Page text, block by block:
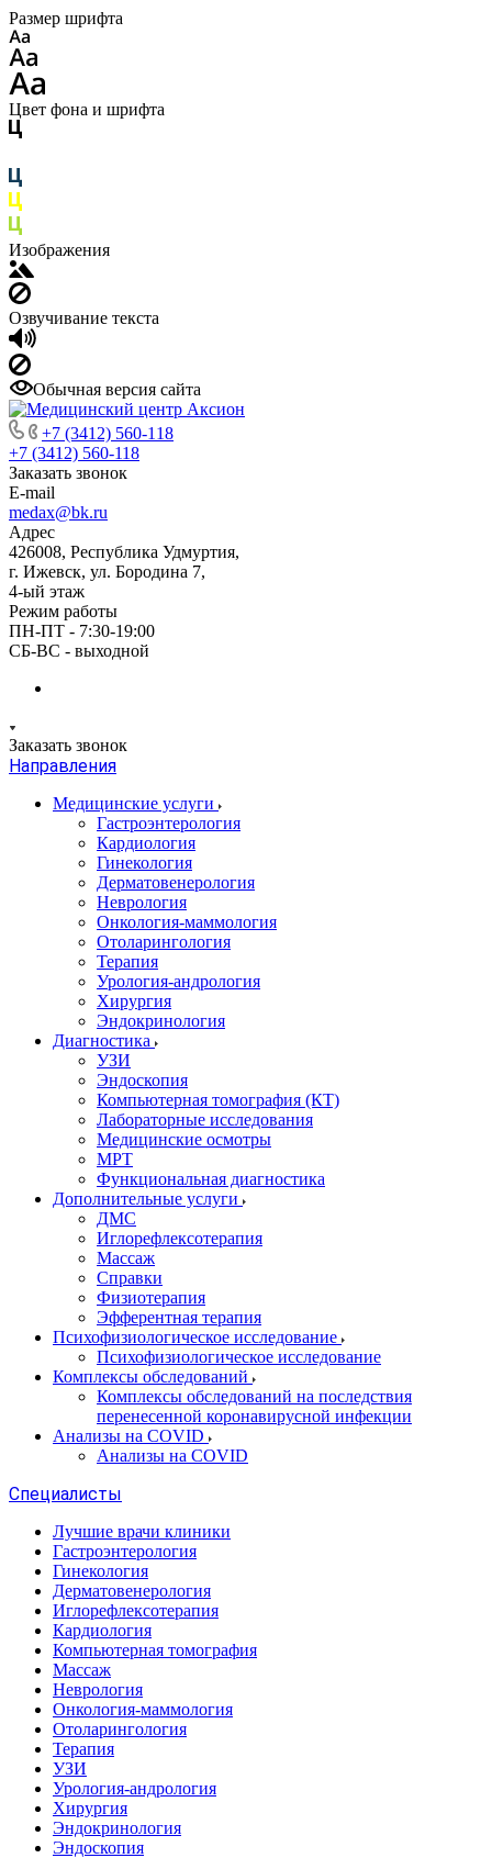
Размер шрифта
Цвет фона и шрифта
Изображения
Озвучивание текста
Обычная версия сайта
+7 (3412) 560-118
+7 (3412) 560-118
Заказать звонок
E-mail
medax@bk.ru
Адрес
426008, Республика Удмуртия,
г. Ижевск, ул. Бородина 7,
4-ый этаж
Режим работы
ПН-ПТ - 7:30-19:00
СБ-ВС - выходной
Заказать звонок
Направления
Медицинские услуги
Гастроэнтерология
Кардиология
Гинекология
Дерматовенерология
Неврология
Онкология-маммология
Отоларингология
Терапия
Урология-андрология
Хирургия
Эндокринология
Диагностика
УЗИ
Эндоскопия
Компьютерная томография (КТ)
Лабораторные исследования
Медицинские осмотры
МРТ
Функциональная диагностика
Дополнительные услуги
ДМС
Иглорефлексотерапия
Массаж
Справки
Физиотерапия
Эфферентная терапия
Психофизиологическое исследование
Психофизиологическое исследование
Комплексы обследований
Комплексы обследований на последствия
перенесенной коронавирусной инфекции
Анализы на COVID
Анализы на COVID
Специалисты
Лучшие врачи клиники
Гастроэнтерология
Гинекология
Дерматовенерология
Иглорефлексотерапия
Кардиология
Компьютерная томография
Массаж
Неврология
Онкология-маммология
Отоларингология
Терапия
УЗИ
Урология-андрология
Хирургия
Эндокринология
Эндоскопия